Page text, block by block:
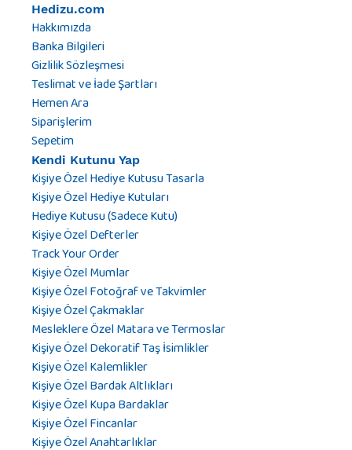
Hedizu.com
Hakkımızda
Banka Bilgileri
Gizlilik Sözleşmesi
Teslimat ve İade Şartları
Hemen Ara
Siparişlerim
Sepetim
Kendi Kutunu Yap
Kişiye Özel Hediye Kutusu Tasarla
Kişiye Özel Hediye Kutuları
Hediye Kutusu (Sadece Kutu)
Kişiye Özel Defterler
Track Your Order
Kişiye Özel Mumlar
Kişiye Özel Fotoğraf ve Takvimler
Kişiye Özel Çakmaklar
Mesleklere Özel Matara ve Termoslar
Kişiye Özel Dekoratif Taş İsimlikler
Kişiye Özel Kalemlikler
Kişiye Özel Bardak Altlıkları
Kişiye Özel Kupa Bardaklar
Kişiye Özel Fincanlar
Kişiye Özel Anahtarlıklar